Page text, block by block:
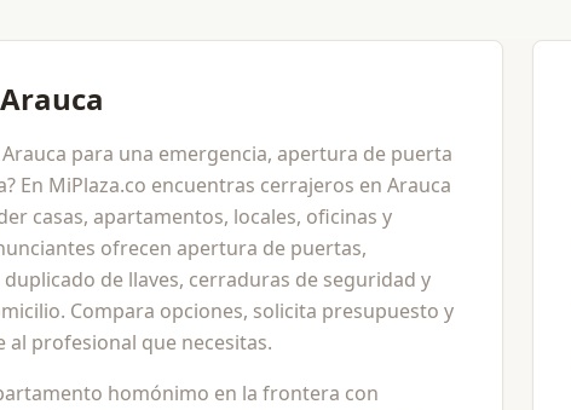
para una emergencia, apertura de puerta
En MiPlaza.co encuentras cerrajeros en Arauca
casas, apartamentos, locales, oficinas y
ofrecen apertura de puertas,
de llaves, cerraduras de seguridad y
Compara opciones, solicita presupuesto y
profesional que necesitas.
homónimo en la frontera con